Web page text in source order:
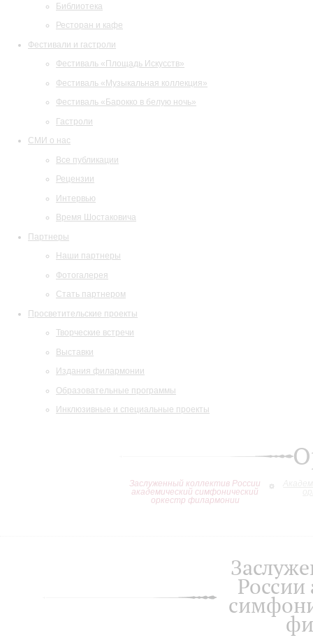
Библиотека
Ресторан и кафе
Фестивали и гастроли
Фестиваль «Площадь Искусств»
Фестиваль «Музыкальная коллекция»
Фестиваль «Барокко в белую ночь»
Гастроли
СМИ о нас
Все публикации
Рецензии
Интервью
Время Шостаковича
Партнеры
Наши партнеры
Фотогалерея
Стать партнером
Просветительские проекты
Творческие встречи
Выставки
Издания филармонии
Образовательные программы
Инклюзивные и специальные проекты
Заслуженный коллектив России
академический симфонический
оркестр филармонии